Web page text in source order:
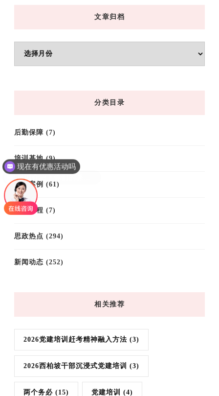
文章归档
章
分类目录
后勤保障 (7)
培训基地(9)
培训案例 (61)
培训课程 (7)
思政热点 (294)
新闻动态 (252)
相关推荐
2026党建培训赶考精神融入方法 (3)
2026西柏坡干部沉浸式党建培训 (3)
两个务必 (15) 党建培训 (4)
现在有优惠活动吗